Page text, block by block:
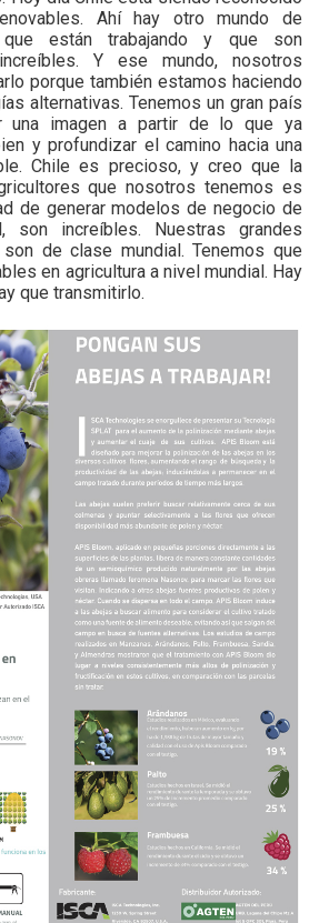
Ahí hay otro mundo de
que están trabajando y que son
Y ese mundo, nosotros
porque también estamos haciendo
alternativas. Tenemos un gran país
una imagen a partir de lo que ya
y profundizar el camino hacia una
Chile es precioso, y creo que la
que nosotros tenemos es
de generar modelos de negocio de
son increíbles. Nuestras grandes
de clase mundial. Tenemos que
en agricultura a nivel mundial. Hay
que transmitirlo.